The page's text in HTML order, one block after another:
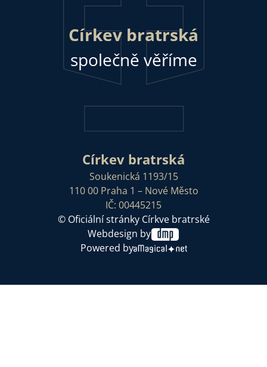
Církev bratrská
společně věříme
Církev bratrská
Soukenická 1193/15
110 00 Praha 1 – Nové Město
IČ: 00445215
© Oficiální stránky Církve bratrské
Webdesign by
Powered by